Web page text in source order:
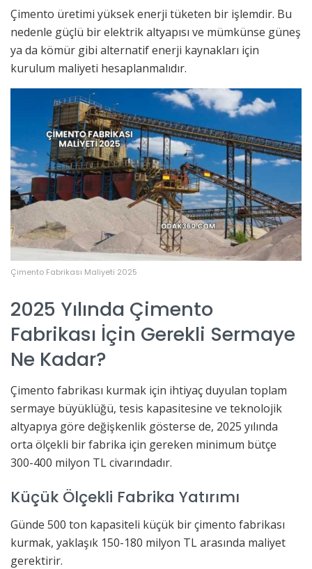
Çimento üretimi yüksek enerji tüketen bir işlemdir. Bu
nedenle güçlü bir elektrik altyapısı ve mümkünse güneş
ya da kömür gibi alternatif enerji kaynakları için
kurulum maliyeti hesaplanmalıdır.
Çimento Fabrikası Maliyeti 2025
2025 Yılında Çimento
Fabrikası İçin Gerekli Sermaye
Ne Kadar?
Çimento fabrikası kurmak için ihtiyaç duyulan toplam
sermaye büyüklüğü, tesis kapasitesine ve teknolojik
altyapıya göre değişkenlik gösterse de, 2025 yılında
orta ölçekli bir fabrika için gereken minimum bütçe
300-400 milyon TL civarındadır.
Küçük Ölçekli Fabrika Yatırımı
Günde 500 ton kapasiteli küçük bir çimento fabrikası
kurmak, yaklaşık 150-180 milyon TL arasında maliyet
gerektirir.